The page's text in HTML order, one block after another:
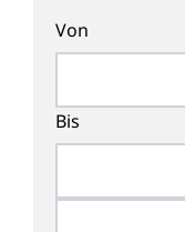
Von
Bis